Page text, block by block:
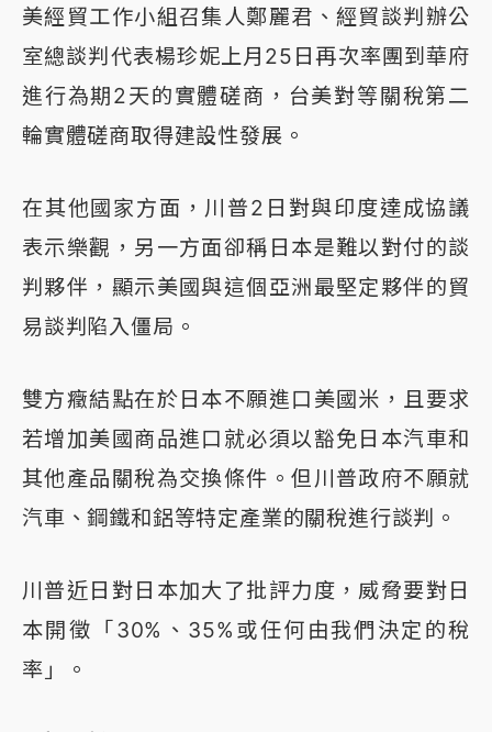
美經貿工作小組召集人鄭麗君、經貿談判辦公
室總談判代表楊珍妮上月25日再次率團到華府
進行為期2天的實體磋商，台美對等關稅第二
輪實體磋商取得建設性發展。
在其他國家方面，川普2日對與印度達成協議
表示樂觀，另一方面卻稱日本是難以對付的談
判夥伴，顯示美國與這個亞洲最堅定夥伴的貿
易談判陷入僵局。
雙方癥結點在於日本不願進口美國米，且要求
若增加美國商品進口就必須以豁免日本汽車和
其他產品關稅為交換條件。但川普政府不願就
汽車、鋼鐵和鋁等特定產業的關稅進行談判。
川普近日對日本加大了批評力度，威脅要對日
本開徵「30%、35%或任何由我們決定的稅
率」。